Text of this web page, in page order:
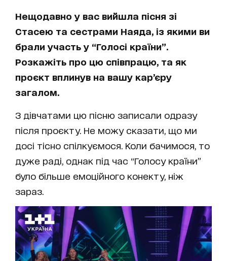
Нещодавно у вас вийшла пісня зі
Стасею та сестрами Наяда, із якими ви
брали участь у “Голосі країни”.
Розкажіть про цю співпрацю, та як
проєкт вплинув на вашу кар’єру
загалом.
З дівчатами цю пісню записали одразу
після проєкту. Не можу сказати, що ми
досі тісно спілкуємося. Коли бачимося, то
дуже раді, однак під час “Голосу країни”
було більше емоційного конекту, ніж
зараз.